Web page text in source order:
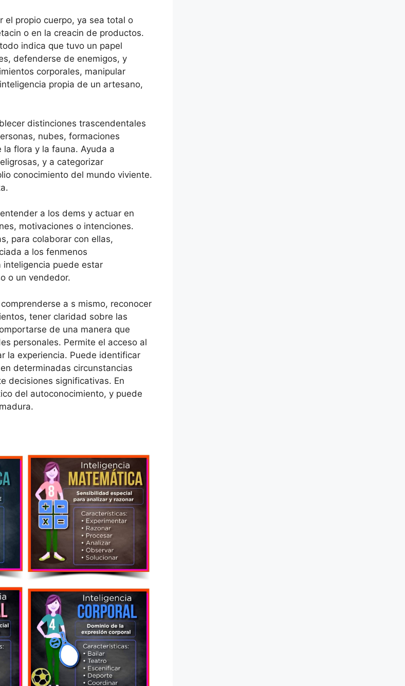
el propio cuerpo, ya sea total o
o en la creacin de productos.
indica que tuvo un papel
defenderse de enemigos, y
corporales, manipular
propia de un artesano,
distinciones trascendentales
nubes, formaciones
flora y la fauna. Ayuda a
y a categorizar
conocimiento del mundo viviente.
entender a los dems y actuar en
motivaciones o intenciones.
para colaborar con ellas,
a los fenmenos
inteligencia puede estar
o un vendedor.
comprenderse a s mismo, reconocer
tener claridad sobre las
de una manera que
personales. Permite el acceso al
la experiencia. Puede identificar
determinadas circunstancias
decisiones significativas. En
del autoconocimiento, y puede